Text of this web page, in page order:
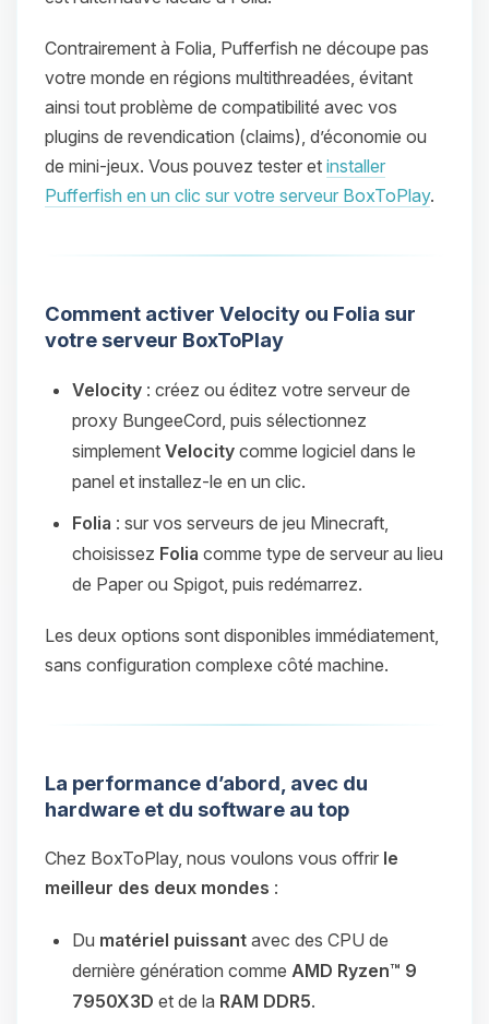
Contrairement à Folia, Pufferfish ne découpe pas
votre monde en régions multithreadées, évitant
ainsi tout problème de compatibilité avec vos
plugins de revendication (claims), d’économie ou
de mini-jeux. Vous pouvez tester et installer
Pufferfish en un clic sur votre serveur BoxToPlay.
Comment activer Velocity ou Folia sur
votre serveur BoxToPlay
Velocity : créez ou éditez votre serveur de
proxy BungeeCord, puis sélectionnez
simplement Velocity comme logiciel dans le
panel et installez-le en un clic.
Folia : sur vos serveurs de jeu Minecraft,
choisissez Folia comme type de serveur au lieu
de Paper ou Spigot, puis redémarrez.
Les deux options sont disponibles immédiatement,
sans configuration complexe côté machine.
La performance d’abord, avec du
hardware et du software au top
Chez BoxToPlay, nous voulons vous offrir le
meilleur des deux mondes :
Du matériel puissant avec des CPU de
dernière génération comme AMD Ryzen™ 9
7950X3D et de la RAM DDR5.